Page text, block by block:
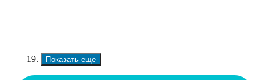
Показать еще